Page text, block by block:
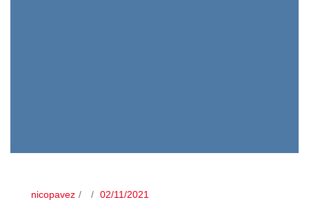
nicopavez 02/11/2021